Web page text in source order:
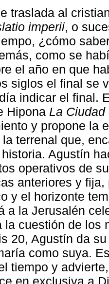
traslada al
imperii, o
¿cómo
como se
el año en que
siglos el final se
indicar el final.
Hipona La Ciudad
y propone la
terrenal que,
Agustín
operativos de
anteriores y
y el horizonte
a la Jerusalén
la cuestión de los
20, Agustín da
como suya.
tiempo y
en exclusiva a